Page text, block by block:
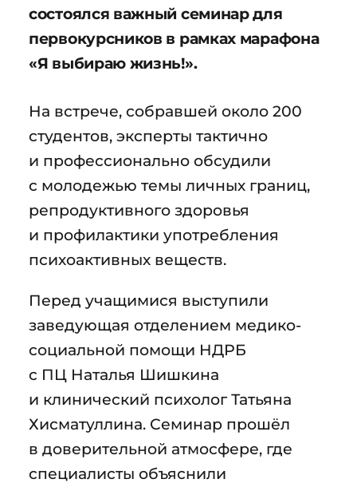
состоялся важный семинар для
первокурсников в рамках марафона
«Я выбираю жизнь!».
На встрече, собравшей около 200
студентов, эксперты тактично
и профессионально обсудили
с молодежью темы личных границ,
репродуктивного здоровья
и профилактики употребления
психоактивных веществ.
Перед учащимися выступили
заведующая отделением медико-
социальной помощи НДРБ
с ПЦ Наталья Шишкина
и клинический психолог Татьяна
Хисматуллина. Семинар прошёл
в доверительной атмосфере, где
специалисты объяснили